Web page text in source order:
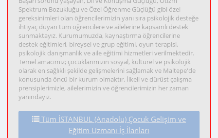
Spektrum Bozukluğu ve Özel Öğrenme Güçlüğü gibi özel
gereksinimleri olan öğrencilerimizin yanı sıra psikolojik desteğe
ihtiyaç duyan tüm öğrencilere ve ailelerine kapsamlı destek
sunmaktayız. Kurumumuzda, kaynaştırma öğrencilerine
destek eğitimleri, bireysel ve grup eğitimi, oyun terapisi,
psikolojik danışmanlık ve aile eğitimi hizmetleri verilmektedir.
Temel amacımız; çocuklarımızın sosyal, kültürel ve psikolojik
olarak en sağlıklı şekilde gelişmelerini sağlamak ve Maltepe'de
konusunda öncü bir kurum olmaktır. İlkeli ve dürüst çalışma
prensiplerimizle, ailelerimizin ve öğrencilerimizin her zaman
yanındayız.
Tüm İSTANBUL (Anadolu) Çocuk Gelişim ve
Eğitim Uzmanı İş İlanları